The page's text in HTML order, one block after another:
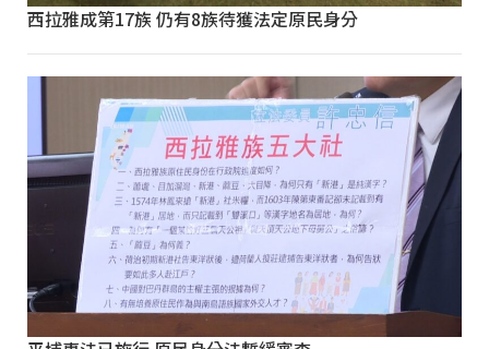
西拉雅成第17族 仍有8族待獲法定原民身分